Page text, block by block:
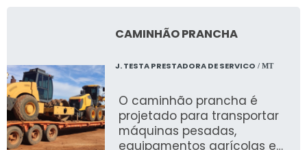
CAMINHÃO PRANCHA
J. TESTA PRESTADORA DE SERVICO / MT
O caminhão prancha é
projetado para transportar
máquinas pesadas,
equipamentos agrícolas e